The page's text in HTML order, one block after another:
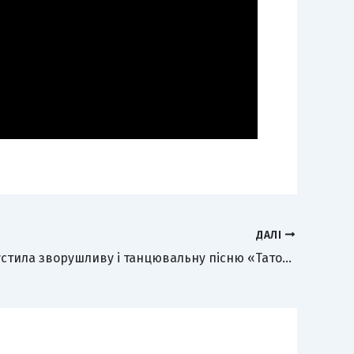
ДАЛІ
Liya Li випустила зворушливу і танцювальну пісню «Тато» — щиру присвяту найріднішій людині